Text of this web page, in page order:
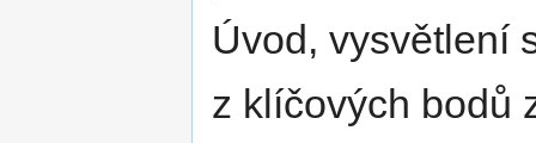
Úvod, vysvětlení
z klíčových bodů